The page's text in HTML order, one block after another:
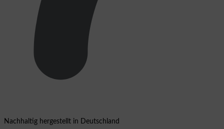
Nachhaltig hergestellt in Deutschland